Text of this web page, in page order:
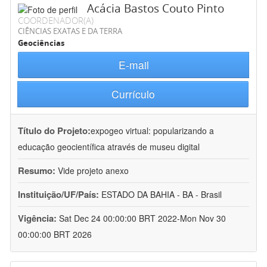
Acácia Bastos Couto Pinto
COORDENADOR(A)
CIÊNCIAS EXATAS E DA TERRA
Geociências
E-mail
Currículo
Título do Projeto:expogeo virtual: popularizando a
educação geocientífica através de museu digital
Resumo: Vide projeto anexo
Instituição/UF/País: ESTADO DA BAHIA - BA - Brasil
Vigência: Sat Dec 24 00:00:00 BRT 2022-Mon Nov 30
00:00:00 BRT 2026